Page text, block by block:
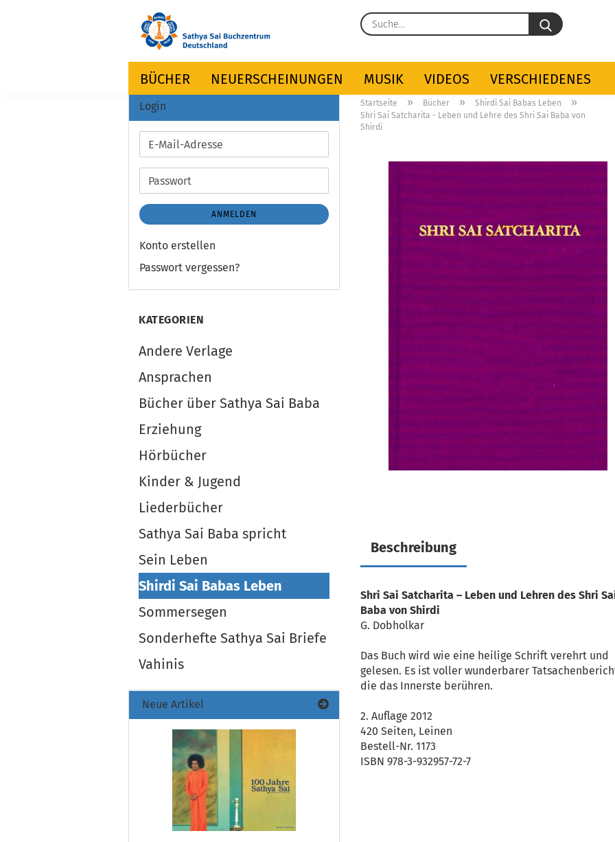
Suche...
BÜCHER NEUERSCHEINUNGEN MUSIK VIDEOS VERSCHIEDENES
Startseite » Bücher » Shirdi Sai Babas Leben »
Shri Sai Satcharita - Leben und Lehre des Shri Sai Baba von
Shirdi
Beschreibung
Shri Sai Satcharita – Leben und Lehren des Shri
Baba von Shirdi
G. Dobholkar
Das Buch wird wie eine heilige Schrift verehrt und
gelesen. Es ist voller wunderbarer
die das Innerste berühren.
2. Auflage 2012
420 Seiten, Leinen
Bestell-Nr. 1173
ISBN 978-3-932957-72-7
Login
E-
Mail-
Adresse
Passwort
ANMELDEN
Konto erstellen
Passwort vergessen?
KATEGORIEN
Andere Verlage
Ansprachen
Bücher über Sathya Sai Baba
Erziehung
Hörbücher
Kinder & Jugend
Liederbücher
Sathya Sai Baba spricht
Sein Leben
Shirdi Sai Babas Leben
Sommersegen
Sonderhefte Sathya Sai Briefe
Vahinis
Neue Artikel